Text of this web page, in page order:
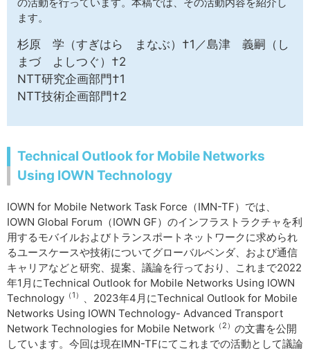
ます。
杉原 学（すぎはら まなぶ）†1／島津 義嗣（し
まづ よしつぐ）†2
NTT研究企画部門†1
NTT技術企画部門†2
Technical Outlook for Mobile Networks
Using IOWN Technology
IOWN for Mobile Network Task Force（IMN-TF）では、
IOWN Global Forum（IOWN GF）のインフラストラクチャを利
用するモバイルおよびトランスポートネットワークに求められ
るユースケースや技術についてグローバルベンダ、および通信
キャリアなどと研究、提案、議論を行っており、これまで2022
年1月にTechnical Outlook for Mobile Networks Using IOWN
Technology （1）
、2023年4月にTechnical Outlook for Mobile
Networks Using IOWN Technology- Advanced Transport
Network Technologies for Mobile Network （2） の文書を公開
しています。今回は現在IMN-TFにてこれまでの活動として議論